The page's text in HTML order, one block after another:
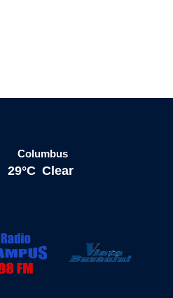
Columbus
29°C Clear